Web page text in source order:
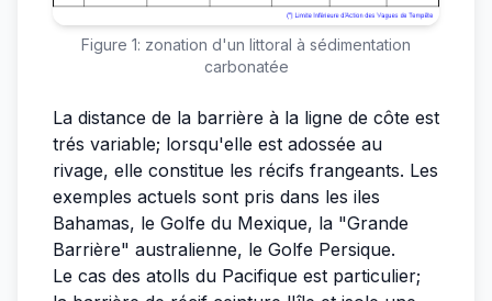
Figure 1: zonation d'un littoral à sédimentation
carbonatée
La distance de la barrière à la ligne de côte est
trés variable; lorsqu'elle est adossée au
rivage, elle constitue les récifs frangeants. Les
exemples actuels sont pris dans les iles
Bahamas, le Golfe du Mexique, la "Grande
Barrière" australienne, le Golfe Persique.
Le cas des atolls du Pacifique est particulier;